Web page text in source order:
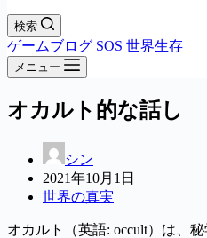
検索
ゲームブログ SOS 世界生存
メニュー
オカルト的な話し
シン
2021年10月1日
世界の真実
オカルト（英語: occult）は、